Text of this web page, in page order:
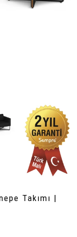
Takımı |